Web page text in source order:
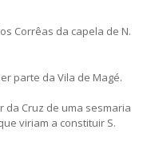
Corrêas da capela de N.
parte da Vila de Magé.
da Cruz de uma sesmaria
viriam a constituir S.